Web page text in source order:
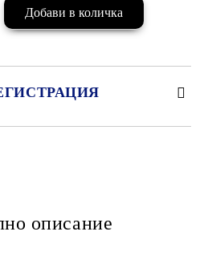
на работния ден.
описание